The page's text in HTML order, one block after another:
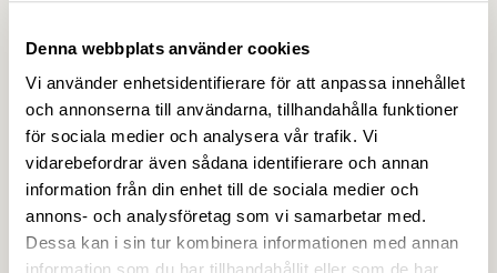
Denna webbplats använder cookies
Vi använder enhetsidentifierare för att anpassa innehållet
och annonserna till användarna, tillhandahålla funktioner
för sociala medier och analysera vår trafik. Vi
vidarebefordrar även sådana identifierare och annan
information från din enhet till de sociala medier och
annons- och analysföretag som vi samarbetar med.
Dessa kan i sin tur kombinera informationen med annan
syftet med EU:s konsumentmaktsdirektiv och
delar ambitionen om ökad transparens och
tydligare hållbarhetskommunikation. Men trots
upprepade möten vägrar Regeringskansliet och
Konsumentverket att klargöra vad som gäller
kring övergångsregler. Därför ger
Livsmedelsföretagen nu sin samlade bedömning
till medlemsföretagen.